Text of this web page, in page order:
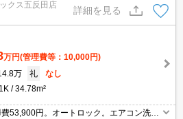
クス五反田店
詳細を見る
万円(管理費等：10,000円)
万 礼
なし
1K 34.78m²
53,900円。オートロック。エアコン洗浄